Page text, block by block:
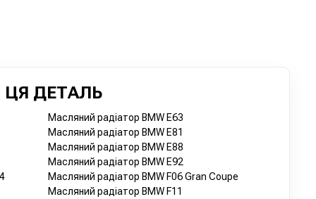
ЦЯ ДЕТАЛЬ
Масляний радіатор BMW E63
Масляний радіатор BMW E81
Масляний радіатор BMW E88
Масляний радіатор BMW E92
Масляний радіатор BMW F06 Gran Coupe
Масляний радіатор BMW F11